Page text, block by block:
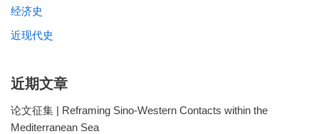
经济史
近现代史
近期文章
论文征集 | Reframing Sino-Western Contacts within the
Mediterranean Sea